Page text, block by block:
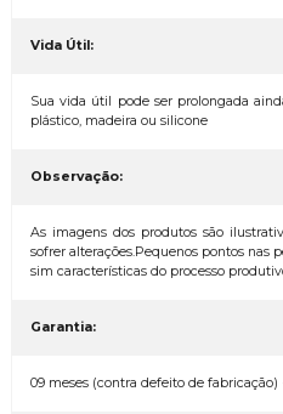
Vida Útil:
Sua vida útil pode ser prolongada
plástico, madeira ou silicone
Observação:
As imagens dos produtos são
sofrer alterações.Pequenos pontos nas
sim características do processo
Garantia:
09 meses (contra defeito de